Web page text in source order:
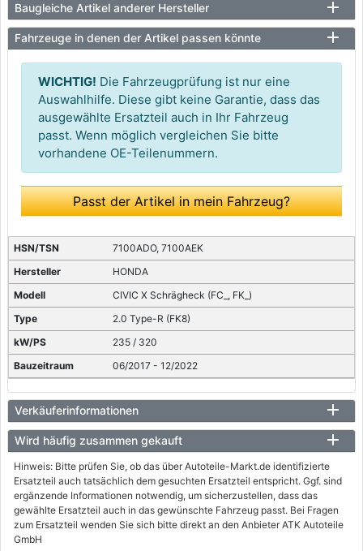
Baugleiche Artikel anderer Hersteller
Fahrzeuge in denen der Artikel passen könnte
WICHTIG! Die Fahrzeugprüfung ist nur eine
Auswahlhilfe. Diese gibt keine Garantie, dass das
ausgewählte Ersatzteil auch in Ihr Fahrzeug
passt. Wenn möglich vergleichen Sie bitte
vorhandene OE-Teilenummern.
Passt der Artikel in mein Fahrzeug?
7100ADO, 7100AEK
HONDA
CIVIC X Schrägheck (FC_, FK_)
2.0 Type-R (FK8)
235 / 320
06/2017 - 12/2022
Verkäuferinformationen
Wird häufig zusammen gekauft
Hinweis: Bitte prüfen Sie, ob das über Autoteile-Markt.de identifizierte
Ersatzteil auch tatsächlich dem gesuchten Ersatzteil entspricht. Ggf. sind
ergänzende Informationen notwendig, um sicherzustellen, dass das
gewählte Ersatzteil auch in das gewünschte Fahrzeug passt. Bei Fragen
zum Ersatzteil wenden Sie sich bitte direkt an den Anbieter ATK Autoteile
GmbH